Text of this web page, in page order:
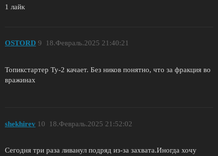
1 лайк
OSTORD 18.Февраль.2025 21:40:21
9
Топикстартер Ту-2 качает. Без ников понятно, что за фракция во
вражинах
shekhirev 18.Февраль.2025 21:52:02
10
Сегодня три раза ливанул подряд из-за захвата.Иногда хочу